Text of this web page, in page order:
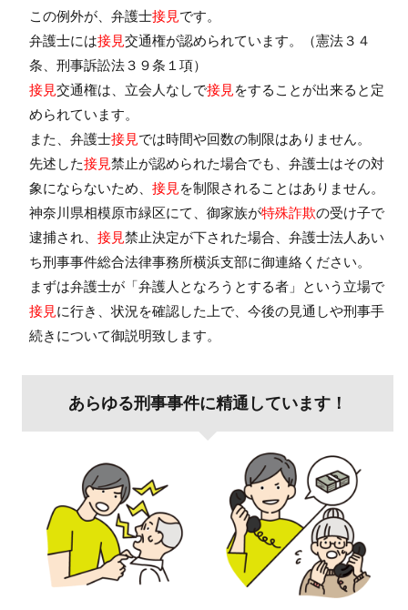
この例外が、弁護士接見です。
弁護士には接見交通権が認められています。（憲法３４
条、刑事訴訟法３９条１項）
接見交通権は、立会人なしで接見をすることが出来ると定
められています。
また、弁護士接見では時間や回数の制限はありません。
先述した接見禁止が認められた場合でも、弁護士はその対
象にならないため、 接見を制限されることはありません。
神奈川県相模原市緑区にて、御家族が特殊詐欺の受け子で
逮捕され、 接見禁止決定が下された場合、弁護士法人あい
ち刑事事件総合法律事務所横浜支部に御連絡ください。
まずは弁護士が「弁護人となろうとする者」という立場で
接見に行き、状況を確認した上で、今後の見通しや刑事手
続きについて御説明致します。
あらゆる刑事事件に精通しています！